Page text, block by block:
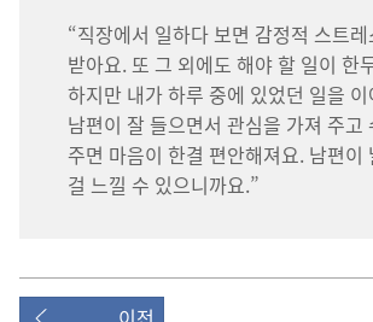
“직장에서 일하다 보면 감정적 스트
받아요. 또 그 외에도 해야 할 일이 한
하지만 내가 하루 중에 있었던 일을
남편이 잘 들으면서 관심을 가져 주고
주면 마음이 한결 편안해져요. 남편이
걸 느낄 수 있으니까요.”